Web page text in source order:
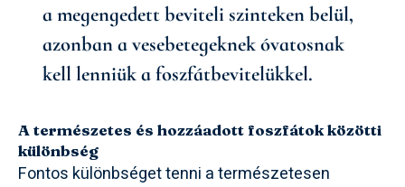
a megengedett beviteli szinteken belül,
azonban a vesebetegeknek óvatosnak
kell lenniük a foszfátbevitelükkel.
A természetes és hozzáadott foszfátok közötti
különbség
Fontos különbséget tenni a természetesen